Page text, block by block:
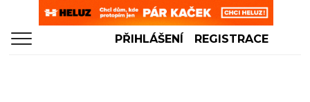
PŘIHLÁŠENÍ REGISTRACE